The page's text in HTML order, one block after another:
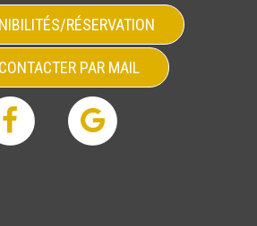
RÉSERVATION
CONTACTER PAR MAIL